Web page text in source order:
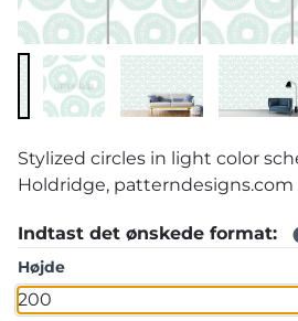
Stylized circles in light color
Holdridge, patterndesigns.com
Indtast det ønskede format:
Højde